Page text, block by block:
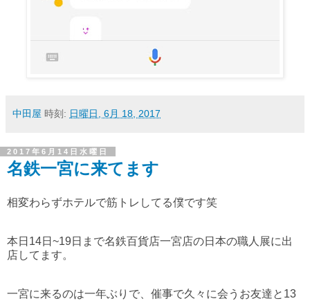
中田屋 時刻: 日曜日, 6月 18, 2017
2017年6月14日水曜日
名鉄一宮に来てます
相変わらずホテルで筋トレしてる僕です笑
本日14日~19日まで名鉄百貨店一宮店の日本の職人展に出
店してます。
一宮に来るのは一年ぶりで、催事で久々に会うお友達と13